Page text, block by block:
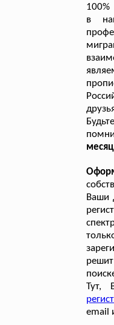
100%
в
Ваши
Тут,
email